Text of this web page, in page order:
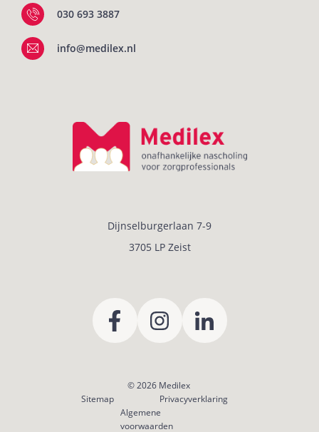
030 693 3887
info@medilex.nl
Dijnselburgerlaan 7-9
3705 LP Zeist
© 2026 Medilex
Sitemap
Privacyverklaring
Algemene
voorwaarden